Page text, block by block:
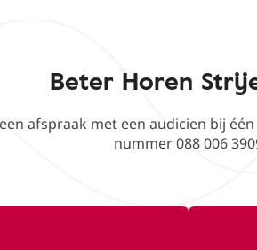
Beter Horen
afspraak met een audicien bij
nummer 088 006